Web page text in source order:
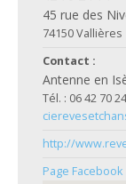
45 rue des
74150 Vallières
Contact :
Antenne en
Tél. : 06 42 70
http://
Page Facebook